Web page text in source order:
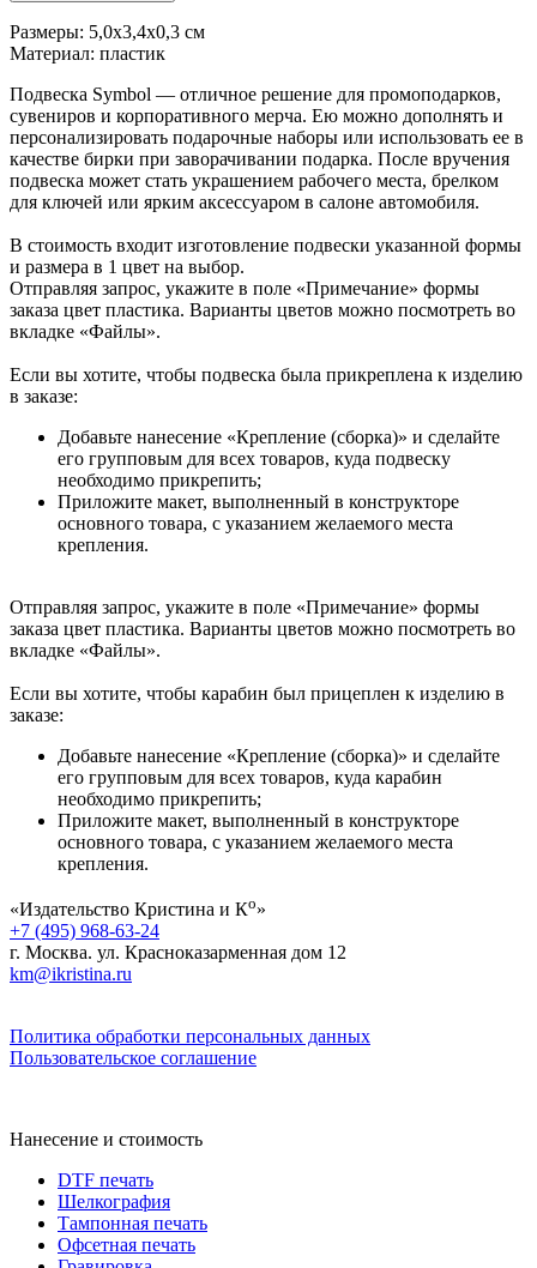
Размеры: 5,0х3,4x0,3 см
Материал: пластик
Подвеска Symbol — отличное решение для промоподарков,
сувениров и корпоративного мерча. Ею можно дополнять и
персонализировать подарочные наборы или использовать ее в
качестве бирки при заворачивании подарка. После вручения
подвеска может стать украшением рабочего места, брелком
для ключей или ярким аксессуаром в салоне автомобиля.
В стоимость входит изготовление подвески указанной формы
и размера в 1 цвет на выбор.
Отправляя запрос, укажите в поле «Примечание» формы
заказа цвет пластика. Варианты цветов можно посмотреть во
вкладке «Файлы».
Если вы хотите, чтобы подвеска была прикреплена к изделию
в заказе:
Добавьте нанесение «Крепление (сборка)» и сделайте
его групповым для всех товаров, куда подвеску
необходимо прикрепить;
Приложите макет, выполненный в конструкторе
основного товара, с указанием желаемого места
крепления.
Отправляя запрос, укажите в поле «Примечание» формы
заказа цвет пластика. Варианты цветов можно посмотреть во
вкладке «Файлы».
Если вы хотите, чтобы карабин был прицеплен к изделию в
заказе:
Добавьте нанесение «Крепление (сборка)» и сделайте
его групповым для всех товаров, куда карабин
необходимо прикрепить;
Приложите макет, выполненный в конструкторе
основного товара, с указанием желаемого места
крепления.
«Издательство Кристина и Ко»
+7 (495) 968-63-24
г. Москва. ул. Красноказарменная дом 12
km@ikristina.ru
Политика обработки персональных данных
Пользовательское соглашение
Нанесение и стоимость
DTF печать
Шелкография
Тампонная печать
Офсетная печать